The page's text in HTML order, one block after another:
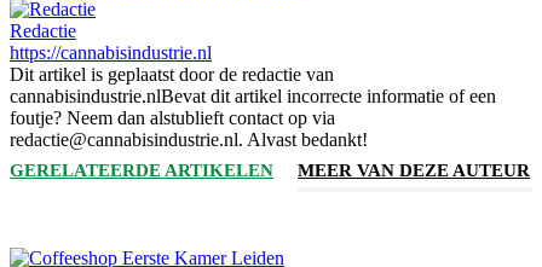
Redactie
https://cannabisindustrie.nl
Dit artikel is geplaatst door de redactie van
cannabisindustrie.nlBevat dit artikel incorrecte informatie of een
foutje? Neem dan alstublieft contact op via
redactie@cannabisindustrie.nl. Alvast bedankt!
GERELATEERDE ARTIKELEN MEER VAN DEZE AUTEUR